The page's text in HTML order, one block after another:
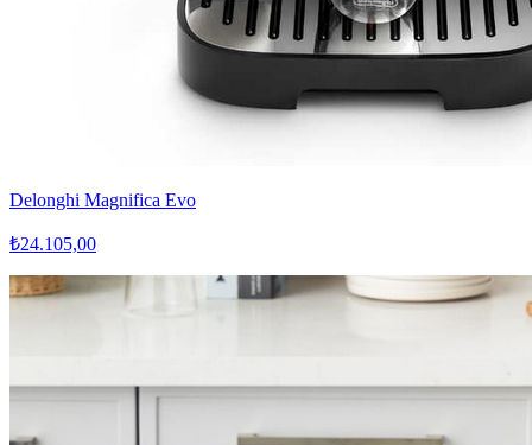
Delonghi Magnifica Evo
₺24.105,00